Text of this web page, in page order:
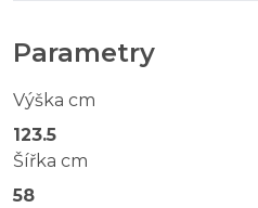
Parametry
Výška cm
123.5
Šířka cm
58